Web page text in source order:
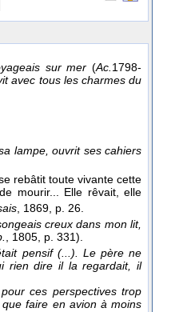
sur mer (Ac.1798-
avec tous les charmes du
lampe, ouvrit ses cahiers
rebâtit toute vivante cette
mourir... Elle rêvait, elle
, 1869 , p. 26.
creux dans mon lit,
, 1805 , p. 331).
pensif (...). Le père ne
rien dire il la regardait, il
ces perspectives trop
faire en avion à moins